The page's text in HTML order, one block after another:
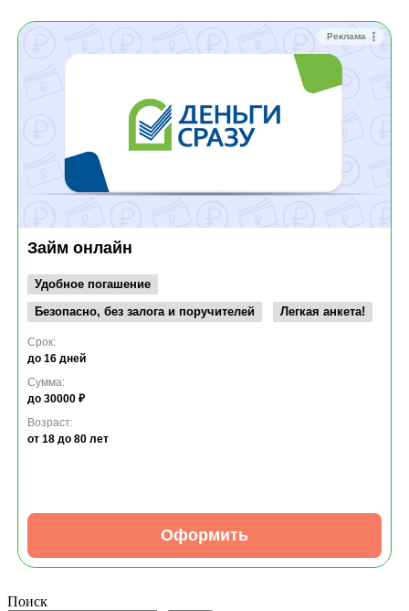
Реклама
Займ онлайн
Удобное погашение
Безопасно, без залога и поручителей
Легкая анкета!
Срок:
до 16 дней
Сумма:
до 30000 ₽
Возраст:
от 18 до 80 лет
Оформить
Поиск